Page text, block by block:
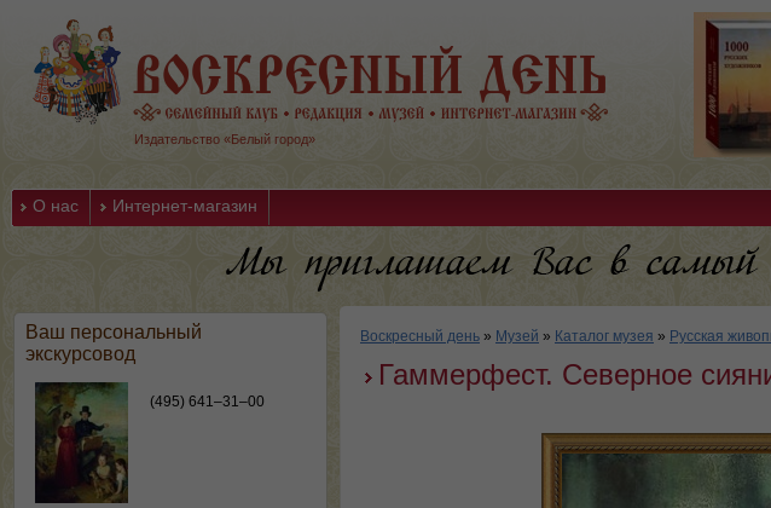
Издательство «Белый город»
О нас Интернет-магазин
Ваш персональный
экскурсовод
(495) 641–31–00
Воскресный день » Музей » Каталог музея » Русская
Гаммерфест. Северное